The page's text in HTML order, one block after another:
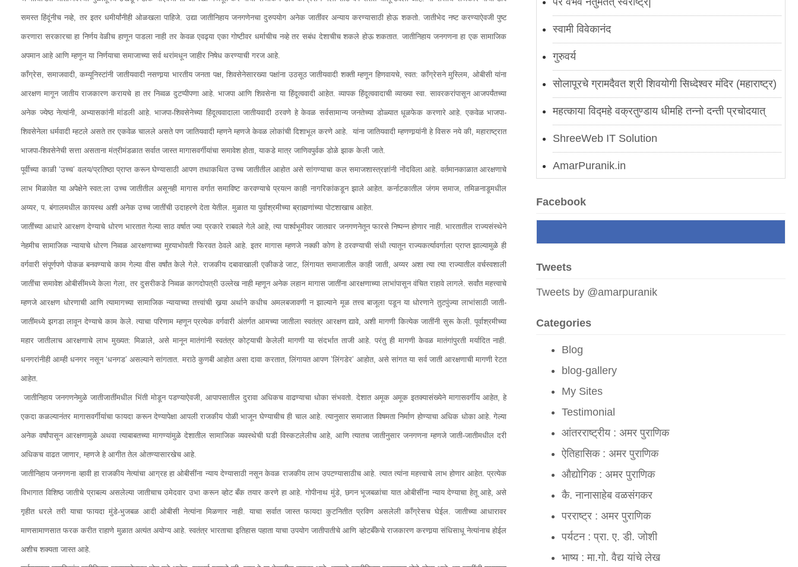
समस्त हिंदूंनीच नव्हे, तर इतर धमीर्यांनीही ओळखला पाहिजे. उद्या जातीनिहाय जनगणेनचा दुरुपयोग अनेक जातींवर अन्याय करण्यासाठी होऊ शकतो. जातीभेद नष्ट करण्याऐवजी पुष्ट
करणारा सरकारचा हा निर्णय वेळीच हाणून पाडला नाही तर केवळ एवढ्या एका गोष्टीवर धर्माचीच नव्हे तर सबंध देशाचीच शकले होऊ शकतात. जातीनिहाय जनगणना हा एक सामाजिक
अपमान आहे आणि म्हणून या निर्णयाचा समाजाच्या सर्व थरांमधून जाहीर निषेध करण्याची गरज आहे.
कॉंग्रेस, समाजवादी, कम्यूनिस्टांनी जातीयवादी नसणार्‍या भारतीय जनता पक्ष, शिवसेनेसारख्या पक्षांना उठसूठ जातीयवादी शक्ती म्हणून हिणवायचे, स्वत: कॉंग्रेसने मुस्लिम, ओबीसी यांना
आरक्षण मागून जातीय राजकारण करायचे हा तर निव्वळ दुटप्पीपणा आहे. भाजपा आणि शिवसेना या हिंदूत्ववादी आहेत. व्यापक हिंदूत्ववादाची व्याख्या स्वा. सावरकरांपासून आजपर्यंतच्या
अनेक ज्येष्ठ नेत्यांनी, अभ्यासकांनी मांडली आहे. भाजपा-शिवसेनेच्या हिंदूत्ववादाला जातीयवादी ठरवणे हे केवळ सर्वसामान्य जनतेच्या डोळ्यात धूळफेक करणारे आहे. एकवेळ भाजपा-
शिवसेनेला धर्मवादी म्हटले असते तर एकवेळ चालले असते पण जातियवादी म्हणने म्हणजे केवळ लोकांची दिशाभूल करणे आहे. यांना जातियवादी म्हणणार्‍यांनी हे विसरु नये की, महाराष्ट्रात
भाजपा-शिवसेनेची सत्ता असताना मंत्रीमंडळात सर्वात जास्त मागासवर्गीयांचा समावेश होता, याकडे मात्र जाणिवपुर्वक डोळे झाक केली जाते.
पूर्वीच्या काळी ‘उच्च’ वलय/प्रतिष्ठा प्राप्त करून घेण्यासाठी आपण तथाकथित उच्च जातीतील आहोत असे सांगण्याचा कल समाजशास्त्रज्ञांनी नोंदविला आहे. वर्तमानकाळात आरक्षणाचे
लाभ मिळावेत या अपेक्षेने स्वत:ला उच्च जातीतील असूनही मागास वर्गात समाविष्ट करवण्याचे प्रयत्न काही नागरिकांकडून झाले आहेत. कर्नाटकातील जंगम समाज, तमिळनाडूमधील
अय्यर, प. बंगालमधील कायस्थ अशी अनेक उच्च जातींची उदाहरणे देता येतील. मुळात या पुर्वाश्रमीच्या ब्राह्मणांच्या पोटशाखाच आहेत.
जातींच्या आधारे आरक्षण देण्याचे धोरण भारतात गेल्या साठ वर्षात ज्या प्रकारे राबवले गेले आहे, त्या पार्श्‍वभूमीवर जातवार जनगणनेतून फारसे निष्पन्न होणार नाही. भारतातील राज्यसंस्थेने
नेहमीच सामाजिक न्यायाचे धोरण निव्वळ आरक्षणाच्या मुद्द्याभोवती फिरवत ठेवले आहे. इतर मागास म्हणजे नक्की कोण हे ठरवण्याची संधी त्यातून राज्यकर्त्यावर्गाला प्राप्त झाल्यामुळे ही
वर्गवारी संपूर्णपणे पोकळ बनवण्याचे काम गेल्या वीस वर्षांत केले गेले. राजकीय दबावाखाली एकीकडे जाट, लिंगायत समाजातील काही जाती, अय्यर अशा त्या त्या राज्यातील वर्चस्वशाली
जातींचा समावेश ओबीसींमध्ये केला गेला, तर दुसरीकडे निव्वळ कागदोपत्री उल्लेख नाही म्हणून अनेक लहान मागास जातींना आरक्षणाच्या लाभांपासून वंचित राहावे लागले. सर्वांत महत्त्वाचे
म्हणजे आरक्षण धोरणाची आणि त्यामागच्या सामाजिक न्यायाच्या तत्त्वांची खर्‍या अर्थाने कधीच अमलबजावणी न झाल्याने मूळ तत्त्व बाजूला पडून या धोरणाने तुटपुंज्या लाभांसाठी जाती-
जातींमध्ये झगडा लावून देण्याचे काम केले. त्याचा परिणाम म्हणून प्रत्येक वर्गवारी अंतर्गत आमच्या जातीला स्वतंत्र आरक्षण द्यावे, अशी मागणी कित्येक जातींनी सुरू केली. पूर्वाश्रमीच्या
महार जातीलाच आरक्षणाचे लाभ मुख्यत: मिळाले, असे मानून मातंगांनी स्वतंत्र कोट्याची केलेली मागणी या संदर्भात ताजी आहे. परंतु ही मागणी केवळ मातंगांपुरती मर्यादित नाही.
धनगरांनीही आम्ही धनगर नसून ‘धनगड’ असल्याने सांगतात. मराठे कुणबी आहोत असा दावा करतात, लिंगायत आपण ’लिंगडेर’ आहोत, असे सांगत या सर्व जाती आरक्षणाची मागणी रेटत
आहेत.
जातीनिहाय जनगणनेमुळे जातीजातींमधील भिंती मोडून पडण्याऐवजी, आपापसातील दुरावा अधिकच वाढण्याचा धोका संभवतो. देशात अमूक अमूक इतक्यासंख्येने मागासवर्गीय आहेत, हे
एकदा कळल्यानंतर मागासवर्गीयांंचा फायदा करून देण्यापेक्षा आपली राजकीय पोळी भाजून घेण्याचीच ही चाल आहे. त्यानुसार समाजात विषमता निर्माण होण्याचा अधिक धोका आहे. गेल्या
अनेक वर्षांपासून आरक्षणामुळे अथवा त्याबाबतच्या मागण्यांमुळे देशातील सामाजिक व्यवस्थेची घडी विस्कटलेलीच आहे, आणि त्यातच जातीनुसार जनगणना म्हणजे जाती-जातीमधील दरी
अधिकच वाढत जाणार, म्हणजे हे आगीत तेल ओतण्यासारखेच आहे.
जातीनिहाय जनगणना व्हावी हा राजकीय नेत्यांचा आग्रह हा ओबीसींना न्याय देण्यासाठी नसून केवळ राजकीय लाभ उपटण्यासाठीच आहे. त्यात त्यांना महत्त्वाचे लाभ होणार आहेत. प्रत्येक
विभागात विशिष्ठ जातीचे प्राबल्य असलेल्या जातीचाच उमेदवार उभा करून व्होट बँक तयार करणे हा आहे. गोपीनाथ मुंडे, छगन भूजबळांचा यात ओबीसींना न्याय देण्याचा हेतू आहे, असे
गृहीत धरले तरी याचा फायदा मुंडे-भुजबळ आदी ओबीसी नेत्यांना मिळणार नाही. याचा सर्वात जास्त फायदा कुटनितीत प्रविण असलेली कॉंग्रेसच घेईल. जातीच्या आधारावर
माणसामाणसात फरक करीत राहाणे मुळात अत्यंत अयोग्य आहे. स्वतंत्र भारताचा इतिहास पहाता याचा उपयोग जातीपातीचे आणि व्होटबँकेचे राजकारण करणार्‍या संधिसाधू नेत्यांनाच होईल
अशीच शक्यता जास्त आहे.
स्वामी विवेकानंद
गुरुवर्य
सोलापूरचे ग्रामदैवत श्री शिवयोगी सिध्देश्वर मंदिर (महाराष्ट्र)
महत्काया विद्महे वक्रतुण्डाय धीमहि तन्नो दन्ती प्रचोदयात्
ShreeWeb IT Solution
AmarPuranik.in
नवी अर्थक्रांती
मोदी सरकारचे पुर्वेकडील समुद्रीसाहस
परं वैभवं नेतुमेतत् स्वराष्ट्रं|
Admin:
Sonu Aganur:
Anonymous: Good information for project.
Facebook
Tweets
Tweets by @amarpuranik
Categories
Blog
blog-gallery
My Sites
Testimonial
आंतरराष्ट्रीय : अमर पुराणिक
ऐतिहासिक : अमर पुराणिक
औद्योगिक : अमर पुराणिक
कै. नानासाहेब वळसंगकर
परराष्ट्र : अमर पुराणिक
पर्यटन : प्रा. ए. डी. जोशी
भाष्य : मा.गो. वैद्य यांचे लेख